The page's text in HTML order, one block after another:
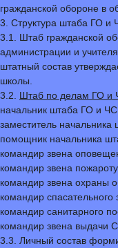
гражданской обороне в
3. Структура штаба ГО и
3.1. Штаб гражданской
администрации и
штатный состав
школы.
3.2. Штаб по делам ГО и
начальник штаба ГО и
заместитель
помощник начальника
командир звена
командир звена
командир звена охраны
командир спасательного
командир санитарного
командир звена выдачи
3.3. Личный состав